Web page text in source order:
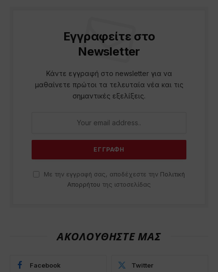
Εγγραφείτε στο
Newsletter
Κάντε εγγραφή στο newsletter για να
μαθαίνετε πρώτοι τα τελευταία νέα και τις
σημαντικές εξελίξεις.
Με την εγγραφή σας, αποδέχεστε την Πολιτική
Απορρήτου της ιστοσελίδας
ΑΚΟΛΟΥΘΗΣΤΕ ΜΑΣ
Facebook Twitter